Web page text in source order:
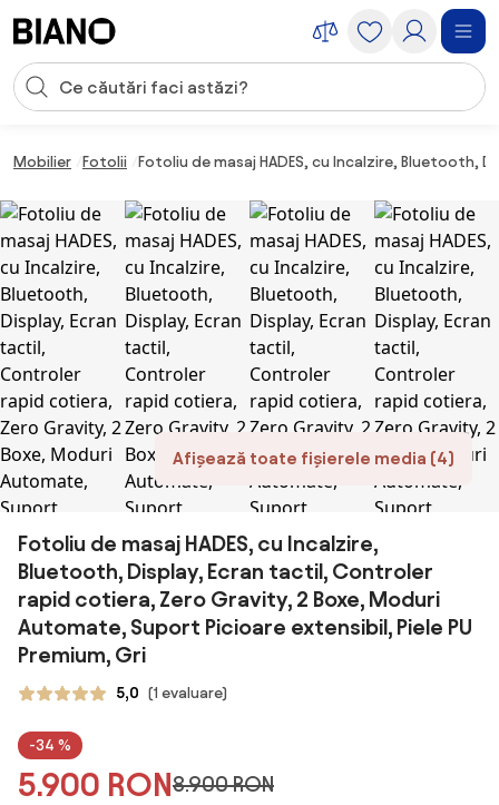
Introducerea căutării
Mobilier Fotolii Fotoliu de masaj HADES, cu Incalzire, Bluetooth,
Afișează toate fișierele media (4)
Fotoliu de masaj HADES, cu Incalzire,
Bluetooth, Display, Ecran tactil, Controler
rapid cotiera, Zero Gravity, 2 Boxe, Moduri
Automate, Suport Picioare extensibil, Piele PU
Premium, Gri
5,0 (1 evaluare)
-34 %
5.900 RON8.900 RON